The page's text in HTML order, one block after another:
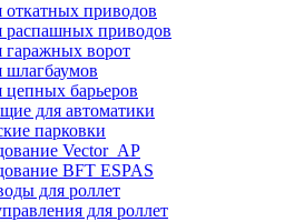
откатных приводов
распашных приводов
гаражных ворот
шлагбаумов
цепных барьеров
для автоматики
парковки
Vector_AP
BFT ESPAS
для роллет
для роллет